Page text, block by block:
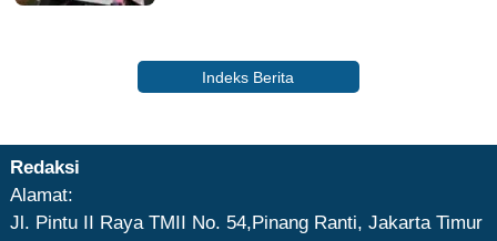
Indeks Berita
Redaksi
Alamat:
Jl. Pintu II Raya TMII No. 54,Pinang Ranti, Jakarta Timur